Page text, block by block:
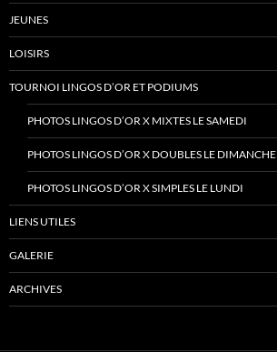
JEUNES
LOISIRS
TOURNOI LINGOS D’OR ET PODIUMS
PHOTOS LINGOS D’OR X MIXTES LE SAMEDI
PHOTOS LINGOS D’OR X DOUBLES LE DIMANCHE
PHOTOS LINGOS D’OR X SIMPLES LE LUNDI
LIENS UTILES
GALERIE
ARCHIVES